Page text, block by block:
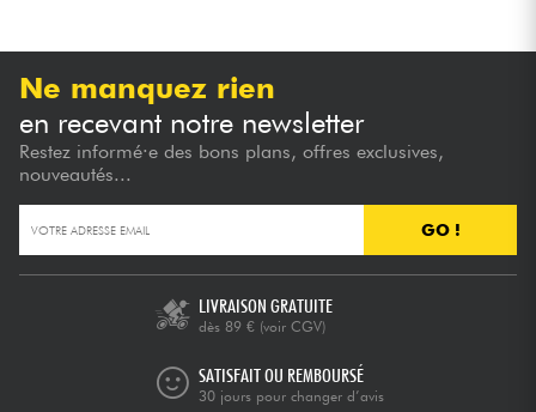
Vents
Violons & Quatuor
Eveil Musical
Ne manquez rien
en recevant notre newsletter
Restez informé·e des bons plans, offres exclusives,
nouveautés...
GO !
LIVRAISON GRATUITE
dès 89 € (voir CGV)
SATISFAIT OU REMBOURSÉ
30 jours pour changer d’avis